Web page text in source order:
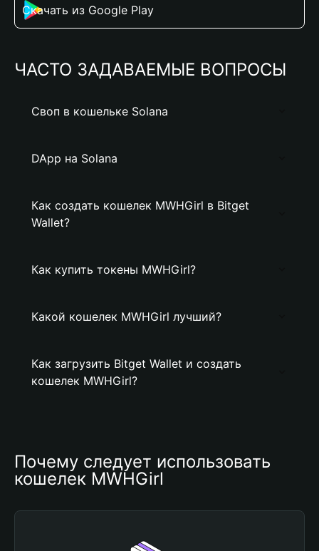
Скачать из Google Play
ЧАСТО ЗАДАВАЕМЫЕ ВОПРОСЫ
Своп в кошельке Solana
DApp на Solana
Как создать кошелек MWHGirl в Bitget
Wallet?
Как купить токены MWHGirl?
Какой кошелек MWHGirl лучший?
Как загрузить Bitget Wallet и создать
кошелек MWHGirl?
Почему следует использовать
кошелек MWHGirl